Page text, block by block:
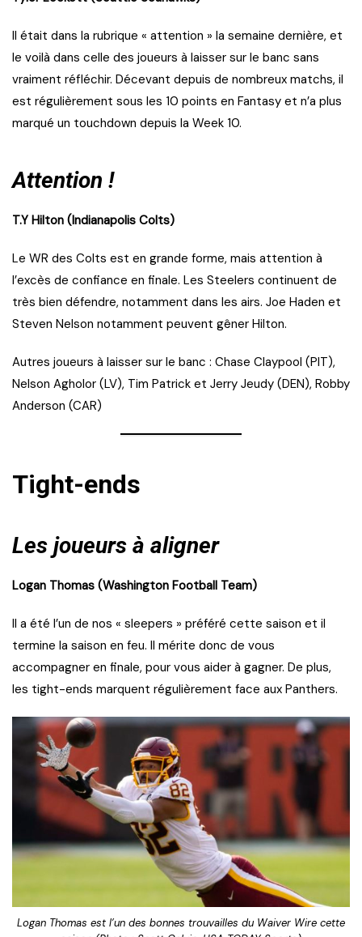
Il était dans la rubrique « attention » la semaine dernière, et
le voilà dans celle des joueurs à laisser sur le banc sans
vraiment réfléchir. Décevant depuis de nombreux matchs, il
est régulièrement sous les 10 points en Fantasy et n’a plus
marqué un touchdown depuis la Week 10.
Attention !
T.Y Hilton (Indianapolis Colts)
Le WR des Colts est en grande forme, mais attention à
l’excès de confiance en finale. Les Steelers continuent de
très bien défendre, notamment dans les airs. Joe Haden et
Steven Nelson notamment peuvent gêner Hilton.
Autres joueurs à laisser sur le banc : Chase Claypool (PIT),
Nelson Agholor (LV), Tim Patrick et Jerry Jeudy (DEN), Robby
Anderson (CAR)
Tight-ends
Les joueurs à aligner
Logan Thomas (Washington Football Team)
Il a été l’un de nos « sleepers » préféré cette saison et il
termine la saison en feu. Il mérite donc de vous
accompagner en finale, pour vous aider à gagner. De plus,
les tight-ends marquent régulièrement face aux Panthers.
Logan Thomas est l’un des bonnes trouvailles du Waiver Wire cette